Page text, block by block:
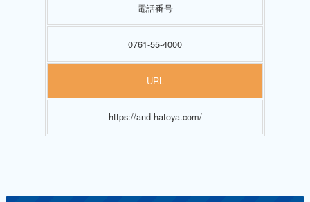
電話番号
0761-55-4000
URL
https://and-hatoya.com/